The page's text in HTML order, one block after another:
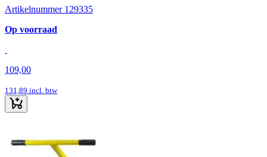
Artikelnummer 129335
Op voorraad
109,00
131,89 incl. btw